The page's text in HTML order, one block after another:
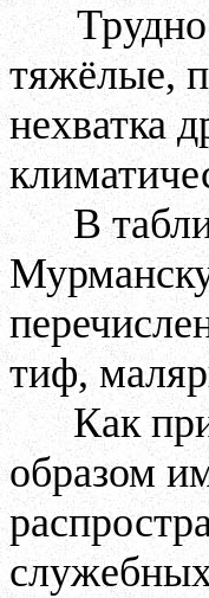
тяжёлые,
нехватка
В
тиф,
Как
образом